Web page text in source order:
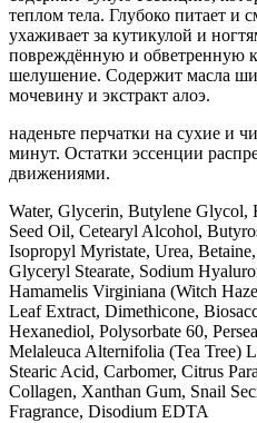
Pack
(16
г)
теплом тела. Глубоко питает и
ухаживает за кутикулой и
повреждённую и обветренную
шелушение. Содержит масла ши
мочевину и экстракт алоэ.
наденьте перчатки на сухие и
минут. Остатки эссенции
движениями.
Water, Glycerin, Butylene Glycol,
Seed Oil, Cetearyl Alcohol,
Isopropyl Myristate, Urea,
Glyceryl Stearate, Sodium
Hamamelis Virginiana (Witch
Leaf Extract, Dimethicone,
Hexanediol, Polysorbate 60,
Melaleuca Alternifolia (Tea Tree)
Stearic Acid, Carbomer, Citrus
Collagen, Xanthan Gum, Snail
Fragrance, Disodium EDTA